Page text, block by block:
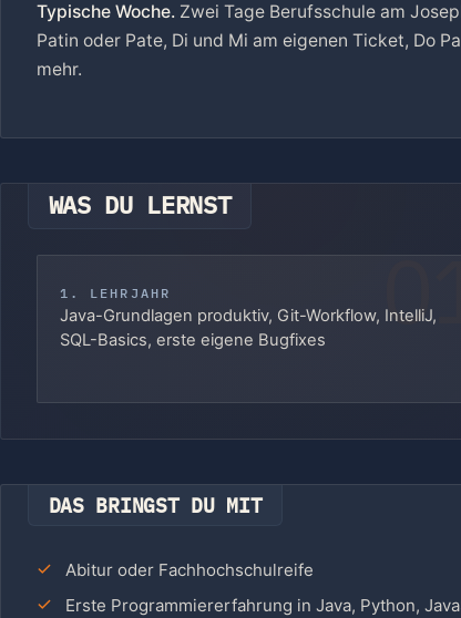
Typische Woche. Zwei Tage Berufsschule am
Patin oder Pate, Di und Mi am eigenen Ticket, Do
mehr.
WAS DU LERNST
1. LEHRJAHR
Java-Grundlagen produktiv, Git-Workflow, IntelliJ,
SQL-Basics, erste eigene Bugfixes
DAS BRINGST DU MIT
Abitur oder Fachhochschulreife
Erste Programmiererfahrung in Java, Python,